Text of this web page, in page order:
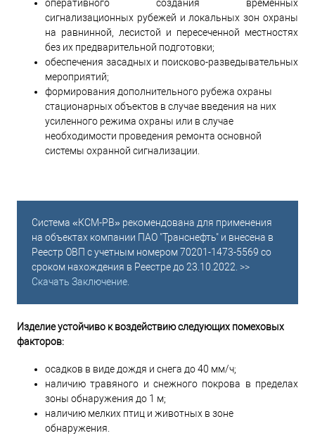
оперативного создания временных
сигнализационных рубежей и локальных зон охраны
на равнинной, лесистой и пересеченной местностях
без их предварительной подготовки;
обеспечения засадных и поисково-разведывательных
мероприятий;
формирования дополнительного рубежа охраны
стационарных объектов в случае введения на них
усиленного режима охраны или в случае
необходимости проведения ремонта основной
системы охранной сигнализации.
Система «КСМ-РВ» рекомендована для применения
на объектах компании ПАО "Транснефть" и внесена в
Реестр ОВП с учетным номером 70201-1473-5569 со
сроком нахождения в Реестре до 23.10.2022. >>
Скачать Заключение
Изделие устойчиво к воздействию следующих помеховых
факторов:
осадков в виде дождя и снега до 40 мм/ч;
наличию травяного и снежного покрова в пределах
зоны обнаружения до 1 м;
наличию мелких птиц и животных в зоне
обнаружения.